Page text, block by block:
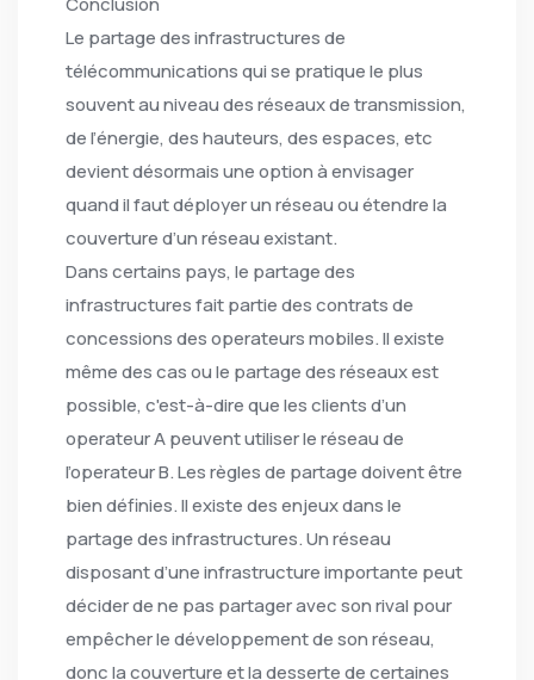
Le partage des infrastructures de
télécommunications qui se pratique le plus
souvent au niveau des réseaux de transmission,
de l’énergie, des hauteurs, des espaces, etc
devient désormais une option à envisager
quand il faut déployer un réseau ou étendre la
couverture d’un réseau existant.
Dans certains pays, le partage des
infrastructures fait partie des contrats de
concessions des operateurs mobiles. Il existe
même des cas ou le partage des réseaux est
possible, c'est-à-dire que les clients d’un
operateur A peuvent utiliser le réseau de
l’operateur B. Les règles de partage doivent être
bien définies. Il existe des enjeux dans le
partage des infrastructures. Un réseau
disposant d’une infrastructure importante peut
décider de ne pas partager avec son rival pour
empêcher le développement de son réseau,
donc la couverture et la desserte de certaines